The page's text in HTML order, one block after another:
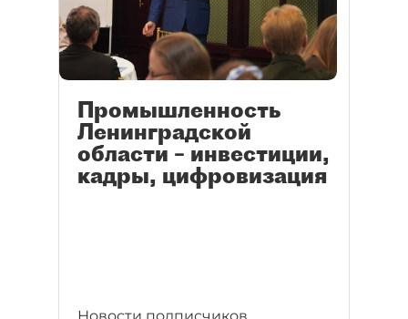
Промышленность
Ленинградской
области – инвестиции,
кадры, цифровизация